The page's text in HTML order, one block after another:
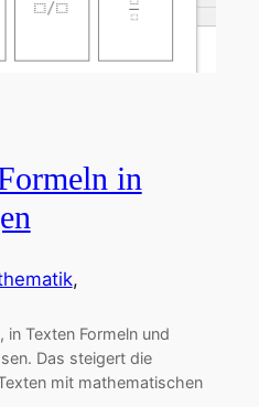
in
Texten Formeln und
Das steigert die
mit mathematischen